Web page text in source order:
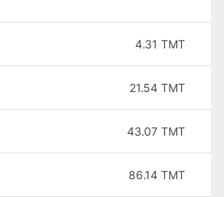
4.31 TMT
21.54 TMT
43.07 TMT
86.14 TMT